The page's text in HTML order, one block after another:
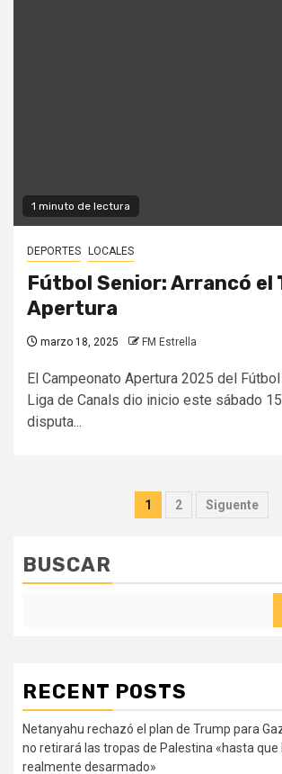
1 minuto de lectura
DEPORTES LOCALES
Fútbol Senior: Arrancó el
Apertura
marzo 18, 2025 FM Estrella
El Campeonato Apertura 2025 del
Liga de Canals dio inicio este sábado
disputa...
Paginación
1 2 Siguente
BUSCAR
RECENT POSTS
Netanyahu rechazó el plan de Trump para
no retirará las tropas de Palestina «hasta que
realmente desarmado»